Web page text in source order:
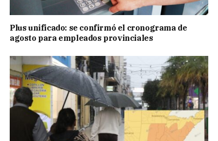
Plus unificado: se confirmó el cronograma de
agosto para empleados provinciales